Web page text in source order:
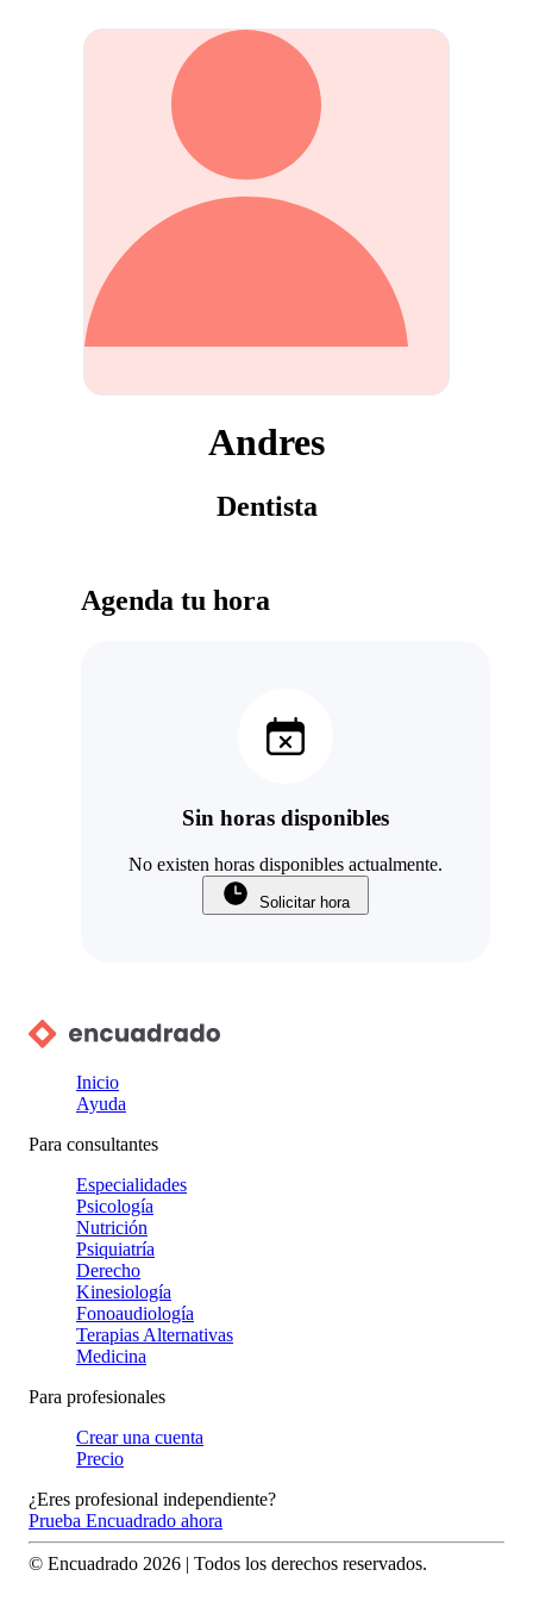
Andres
Dentista
Agenda tu hora
Sin horas disponibles
No existen horas disponibles actualmente.
Solicitar hora
Inicio
Ayuda
Para consultantes
Especialidades
Psicología
Nutrición
Psiquiatría
Derecho
Kinesiología
Fonoaudiología
Terapias Alternativas
Medicina
Para profesionales
Crear una cuenta
Precio
¿Eres profesional independiente?
Prueba Encuadrado ahora
© Encuadrado 2026 | Todos los derechos reservados.